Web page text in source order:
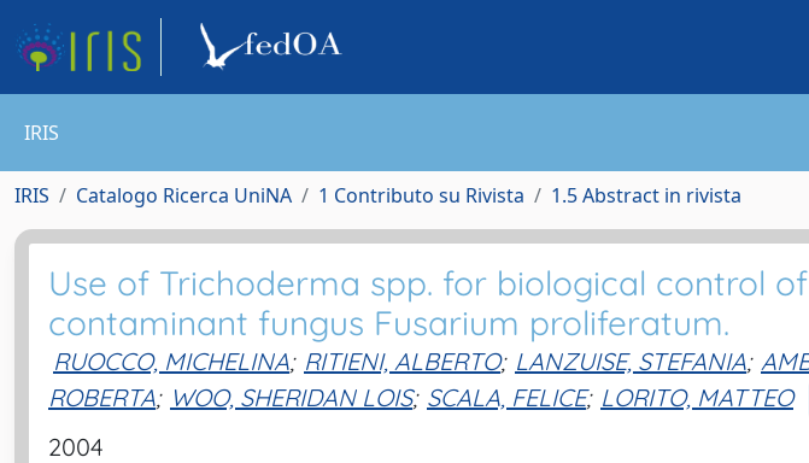
IRIS
IRIS Catalogo Ricerca UniNA 1 Contributo su Rivista 1.5 Abstract in rivista
Use of Trichoderma spp. for biological control
contaminant fungus Fusarium proliferatum.
RUOCCO, MICHELINA; RITIENI, ALBERTO; LANZUISE, STEFANIA;
ROBERTA; WOO, SHERIDAN LOIS; SCALA, FELICE; LORITO, MATTEO
2004